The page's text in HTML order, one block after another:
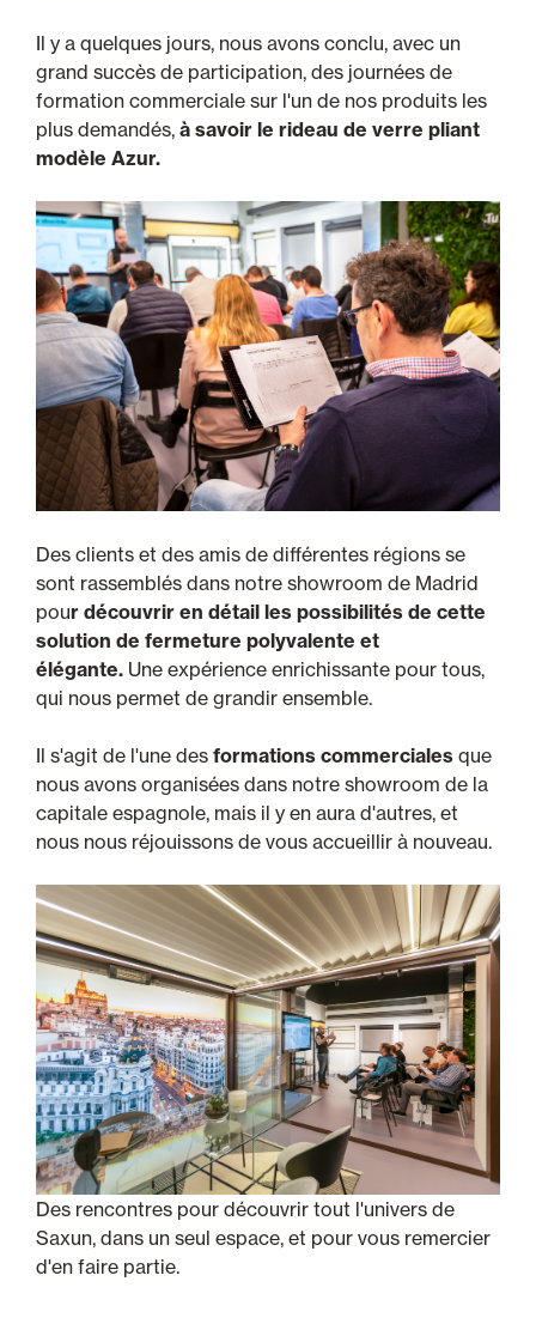
Il y a quelques jours, nous avons conclu, avec un
grand succès de participation, des journées de
formation commerciale sur l'un de nos produits les
plus demandés, à savoir le rideau de verre pliant
modèle Azur.
Des clients et des amis de différentes régions se
sont rassemblés dans notre showroom de Madrid
pour découvrir en détail les possibilités de cette
solution de fermeture polyvalente et
élégante. Une expérience enrichissante pour tous,
qui nous permet de grandir ensemble.
Il s'agit de l'une des formations commerciales que
nous avons organisées dans notre showroom de la
capitale espagnole, mais il y en aura d'autres, et
nous nous réjouissons de vous accueillir à nouveau.
Des rencontres pour découvrir tout l'univers de
Saxun, dans un seul espace, et pour vous remercier
d'en faire partie.